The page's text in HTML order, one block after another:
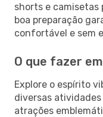
shorts e camisetas
boa preparação
confortável e sem
O que fazer
Explore o espírito
diversas
atrações